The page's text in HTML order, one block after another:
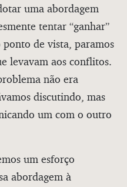
uma abordagem
tentar “ganhar”
ponto de vista, paramos
levavam aos conflitos.
não era
discutindo, mas
um com o outro
um esforço
abordagem à